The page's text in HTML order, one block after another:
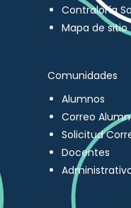
Contraloría
Mapa de sitio
Comunidades
Alumnos
Correo
Solicitud
Docentes